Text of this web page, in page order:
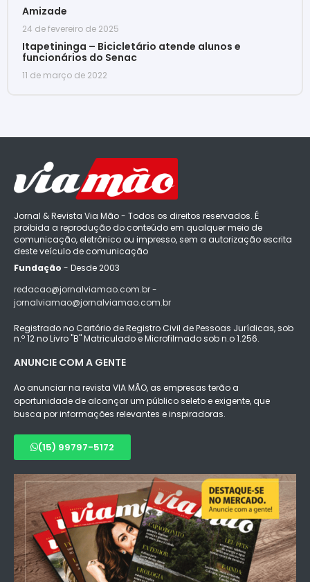
Amizade
24 de fevereiro de 2025
Itapetininga – Bicicletário atende alunos e
funcionários do Senac
11 de março de 2022
Jornal & Revista Via Mão - Todos os direitos reservados. É
proibida a reprodução do conteúdo em qualquer meio de
comunicação, eletrônico ou impresso, sem a autorização escrita
deste veículo de comunicação
Fundação - Desde 2003
redacao@jornalviamao.com.br -
jornalviamao@jornalviamao.com.br
Registrado no Cartório de Registro Civil de Pessoas Jurídicas, sob
n.º 12 no Livro "B" Matriculado e Microfilmado sob n.o 1.256.
ANUNCIE COM A GENTE
Ao anunciar na revista VIA MÃO, as empresas terão a
oportunidade de alcançar um público seleto e exigente, que
busca por informações relevantes e inspiradoras.
(15) 99797-5172